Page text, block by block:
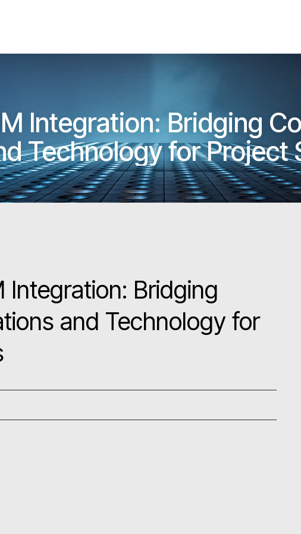
Integration: Bridging
Technology for Project
Integration: Bridging
and Technology for